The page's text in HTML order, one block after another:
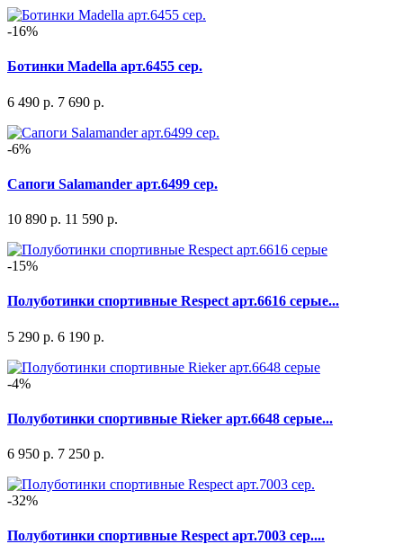
-16%
Ботинки Madella арт.6455 сер.
6 490 р. 7 690 р.
-6%
Сапоги Salamander арт.6499 сер.
10 890 р. 11 590 р.
-15%
Полуботинки спортивные Respect арт.6616 серые...
5 290 р. 6 190 р.
-4%
Полуботинки спортивные Rieker арт.6648 серые...
6 950 р. 7 250 р.
-32%
Полуботинки спортивные Respect арт.7003 сер....